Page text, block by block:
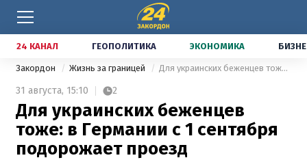
24 КАНАЛ ГЕОПОЛИТИКА ЭКОНОМИКА
Закордон Жизнь за границей Для украинских беженцев тоже: в Германии с 1 сентября подорожает проезд
31 августа, 15:10 2
Для украинских беженцев
тоже: в Германии с 1 сентября
подорожает проезд